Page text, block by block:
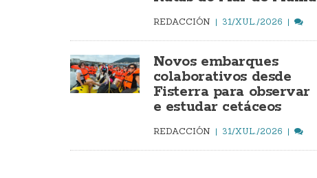
REDACCIÓN 31/XUL./2026
Novos embarques
colaborativos desde
Fisterra para observar
e estudar cetáceos
REDACCIÓN 31/XUL./2026